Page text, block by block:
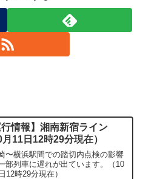
行情報】湘南新宿ライン
月11日12時29分現在）
〜横浜駅間での踏切内点検の影響
部列車に遅れが出ています。（10
12時29分現在）